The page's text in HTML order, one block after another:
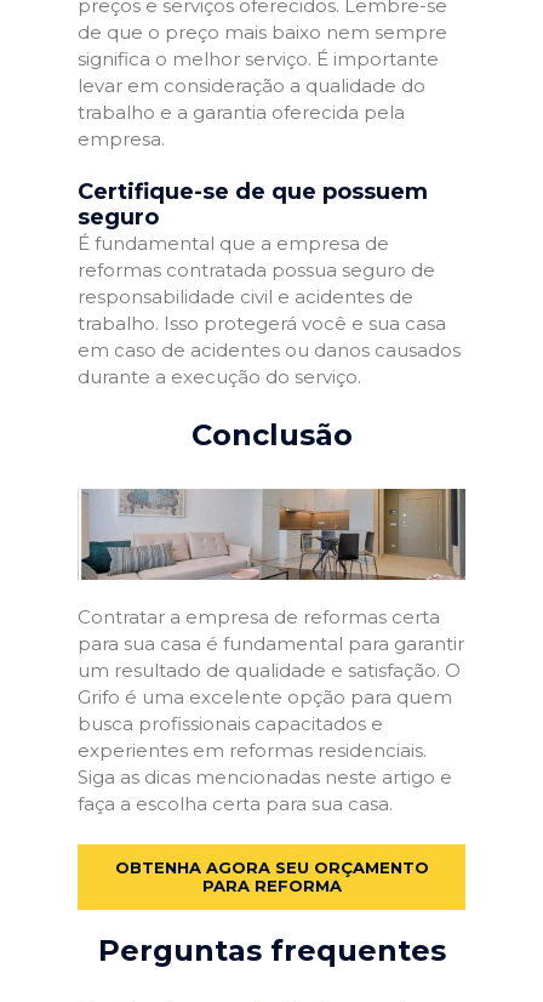
preços e serviços oferecidos. Lembre-se
de que o preço mais baixo nem sempre
significa o melhor serviço. É importante
levar em consideração a qualidade do
trabalho e a garantia oferecida pela
empresa.
Certifique-se de que possuem
seguro
É fundamental que a empresa de
reformas contratada possua seguro de
responsabilidade civil e acidentes de
trabalho. Isso protegerá você e sua casa
em caso de acidentes ou danos causados
durante a execução do serviço.
Conclusão
Contratar a empresa de reformas certa
para sua casa é fundamental para garantir
um resultado de qualidade e satisfação. O
Grifo é uma excelente opção para quem
busca profissionais capacitados e
experientes em reformas residenciais.
Siga as dicas mencionadas neste artigo e
faça a escolha certa para sua casa.
OBTENHA AGORA SEU ORÇAMENTO
PARA REFORMA
Perguntas frequentes